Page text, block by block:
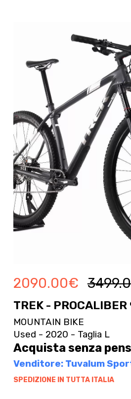
2090.00€
TREK - PROCALIBER
MOUNTAIN BIKE
Used - 2020 - Taglia L
Acquista senza
Venditore: Tuvalum
SPEDIZIONE IN TUTTA ITALIA